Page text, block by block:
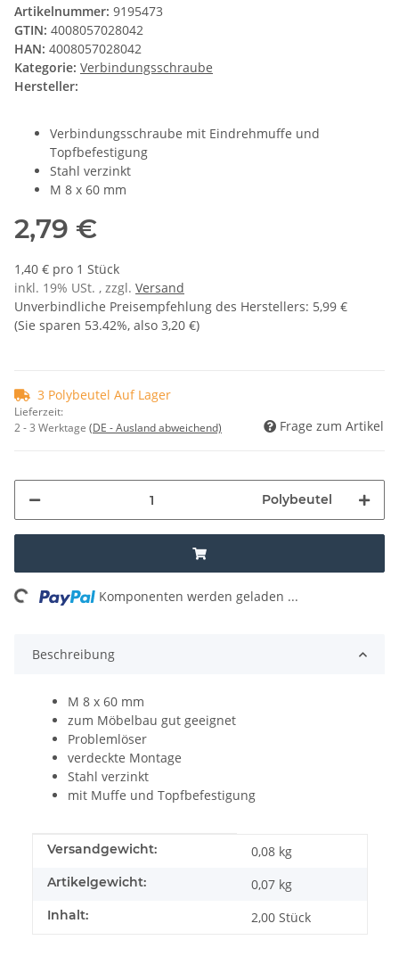
Artikelnummer: 9195473
GTIN: 4008057028042
HAN: 4008057028042
Kategorie: Verbindungsschraube
Hersteller:
Verbindungsschraube mit Eindrehmuffe und
Topfbefestigung
Stahl verzinkt
M 8 x 60 mm
2,79 €
1,40 € pro 1 Stück
inkl. 19% USt. , zzgl. Versand
Unverbindliche Preisempfehlung des Herstellers: 5,99 €
(Sie sparen 53.42%, also 3,20 €)
3 Polybeutel Auf Lager
Lieferzeit:
2 - 3 Werktage (DE - Ausland abweichend) Frage zum Artikel
Polybeutel
Komponenten werden geladen ...
Beschreibung
M 8 x 60 mm
zum Möbelbau gut geeignet
Problemlöser
verdeckte Montage
Stahl verzinkt
mit Muffe und Topfbefestigung
Produkteigenschaft
Wert
Versandgewicht: 0,08 kg
Artikelgewicht: 0,07 kg
Inhalt: 2,00 Stück